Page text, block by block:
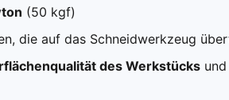
(50 kgf)
die auf das Schneidwerkzeug
des Werkstücksund